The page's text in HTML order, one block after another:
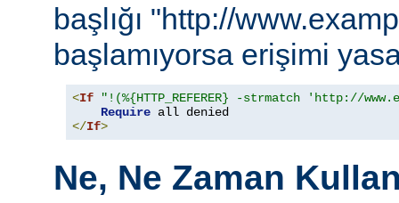
başlığı "http://
başlamıyorsa erişimi
<If
"!(%{HTTP_REFERER} -strmatch 'http://
Require
</If>
Ne, Ne Zaman